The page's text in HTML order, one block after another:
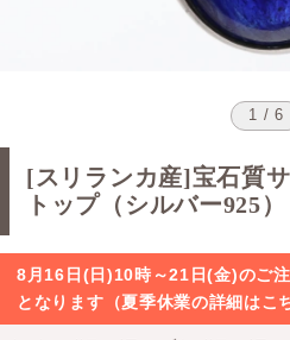
1 / 6
[スリランカ産]宝石質
トップ（シルバー925）
8月16日(日)10時～21日(金)のご
となります（夏季休業の詳細はこ